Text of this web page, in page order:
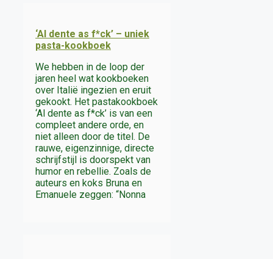
‘Al dente as f*ck’ – uniek
pasta-kookboek
We hebben in de loop der
jaren heel wat kookboeken
over Italië ingezien en eruit
gekookt. Het pastakookboek
‘Al dente as f*ck’ is van een
compleet andere orde, en
niet alleen door de titel. De
rauwe, eigenzinnige, directe
schrijfstijl is doorspekt van
humor en rebellie. Zoals de
auteurs en koks Bruna en
Emanuele zeggen: “Nonna